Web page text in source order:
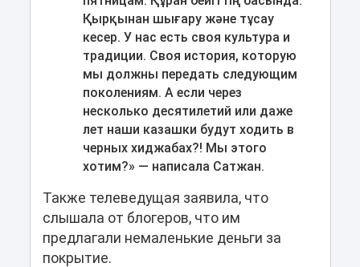
Қырқынан шығару және тұсау
кесер. У нас есть своя культура и
традиции. Своя история, которую
мы должны передать следующим
поколениям. А если через
несколько десятилетий или даже
лет наши казашки будут ходить в
черных хиджабах?! Мы этого
хотим?» ― написала Сатжан.
Также телеведущая заявила, что
слышала от блогеров, что им
предлагали немаленькие деньги за
покрытие.